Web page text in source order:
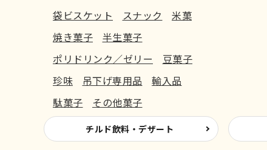
袋ビスケット
スナック
米菓
焼き菓子
半生菓子
ポリドリンク／ゼリー
豆菓子
珍味
吊下げ専用品
輸入品
駄菓子
その他菓子
チルド飲料・デザート